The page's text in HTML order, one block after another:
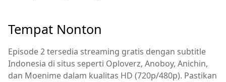
Tempat Nonton
Episode 2 tersedia streaming gratis dengan subtitle
Indonesia di situs seperti Oploverz, Anoboy, Anichin,
dan Moenime dalam kualitas HD (720p/480p). Pastikan